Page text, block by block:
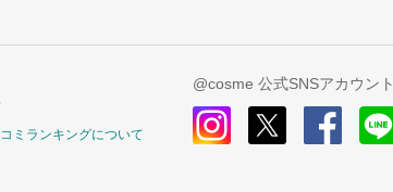
ミランキングについて
@cosme 公式SNSアカウント